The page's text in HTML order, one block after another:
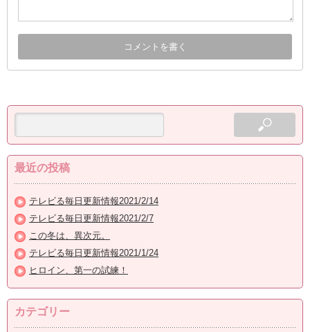
最近の投稿
テレビる毎日更新情報2021/2/14
テレビる毎日更新情報2021/2/7
この冬は、異次元。
テレビる毎日更新情報2021/1/24
ヒロイン、第一の試練！
カテゴリー